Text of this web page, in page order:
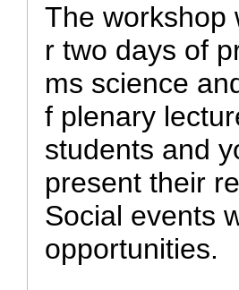
The workshop
r two days of
ms science
f plenary
students and
present their
Social events
opportunities.